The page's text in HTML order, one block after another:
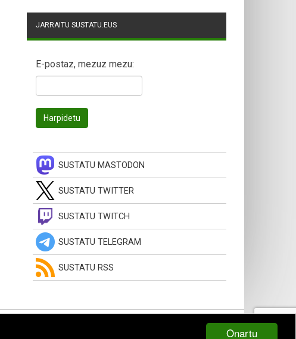
Onartu
JARRAITU SUSTATU.EUS
E-postaz, mezuz mezu:
SUSTATU MASTODON
SUSTATU TWITTER
SUSTATU TWITCH
SUSTATU TELEGRAM
SUSTATU RSS